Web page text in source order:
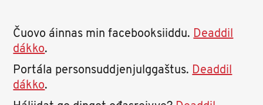
Čuovo áinnas min facebooksiiddu.Deaddil
dákko.
Portála personsuddjenjulggaštus.Deaddil
dákko.